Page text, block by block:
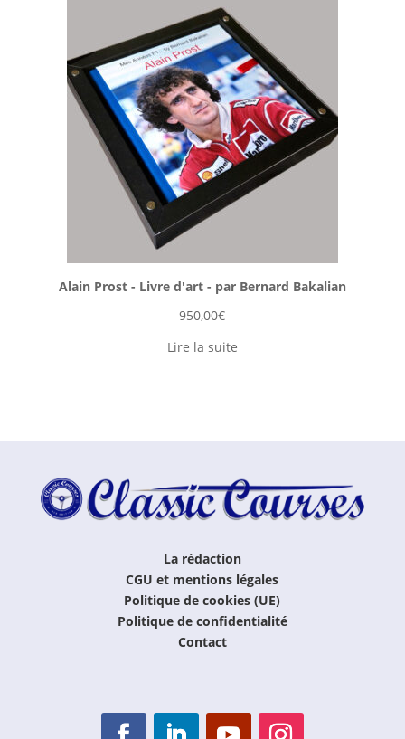
Alain Prost - Livre d'art - par Bernard Bakalian
950,00€
Lire la suite
La rédaction
CGU et mentions légales
Politique de cookies (UE)
Politique de confidentialité
Contact